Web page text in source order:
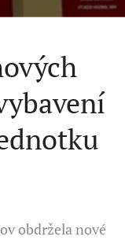
obdržela nové